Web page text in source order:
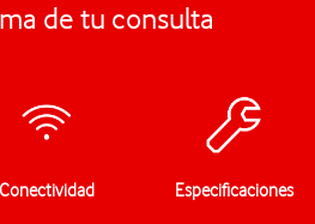
de tu consulta
Conectividad Especificaciones